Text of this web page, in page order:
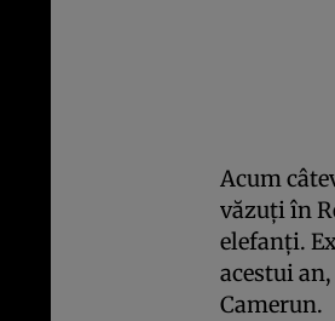
Acum
văzuţi în
elefanţi.
acestui
Camerun.